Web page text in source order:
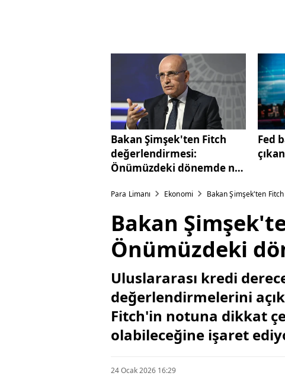
Bakan Şimşek'ten Fitch
değerlendirmesi:
Önümüzdeki dönemde not
Fed
Para Limanı Ekonomi Bakan Şimşek'ten
Bakan
Önümüzdeki
Uluslararası kredi
değerlendirmelerini
Fitch'in notuna dikkat
olabileceğine işaret
24 Ocak 2026 16:29